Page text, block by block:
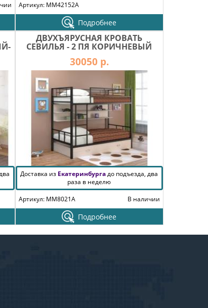
Артикул: MM42152A
Подробнее
ДВУХЪЯРУСНАЯ КРОВАТЬ
СЕВИЛЬЯ - 2 ПЯ КОРИЧНЕВЫЙ
30050 р.
Доставка из Екатеринбургадо подъезда, два
раза в неделю
Артикул: MM8021A
В наличии
Подробнее